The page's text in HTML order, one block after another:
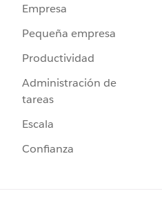
Empresa
Pequeña empresa
Productividad
Administración de
tareas
Escala
Confianza